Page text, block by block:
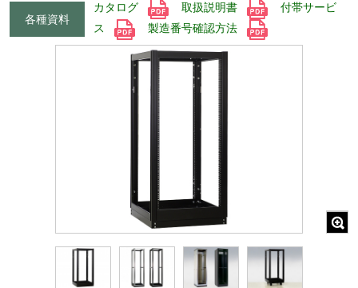
各種資料
カタログ 取扱説明書
付帯サービ
ス
製造番号確認方法